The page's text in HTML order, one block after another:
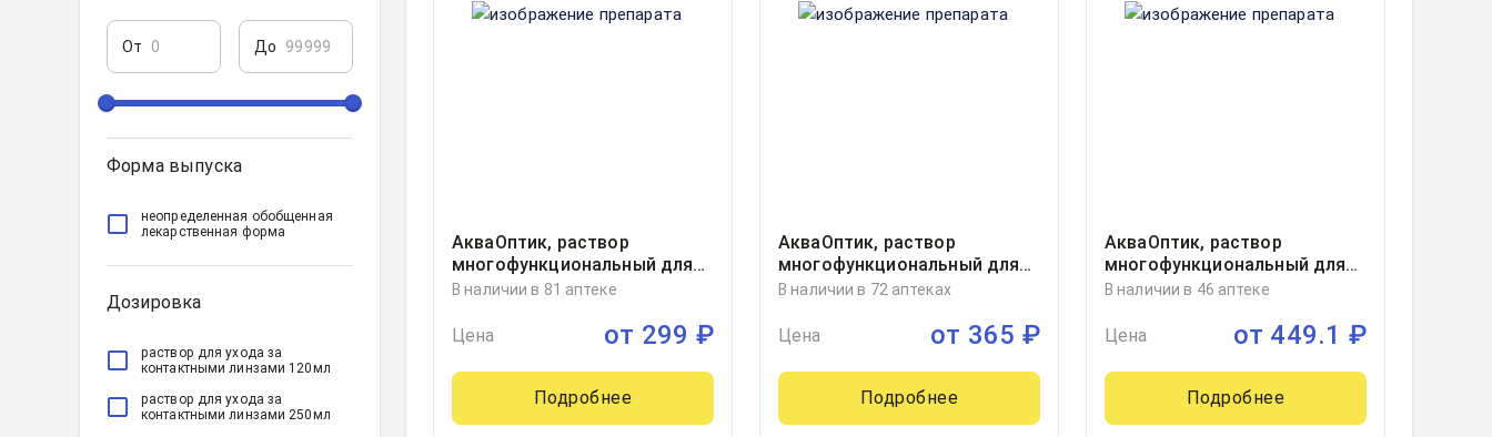
От До
Форма выпуска
неопределенная обобщенная
лекарственная форма
Дозировка
раствор для ухода за
контактными линзами 120мл
раствор для ухода за
контактными линзами 250мл
АкваОптик, раствор
многофункциональный для
ухода за контактными
В наличии в 81 аптеке
Цена от 299 ₽
Подробнее
АкваОптик, раствор
многофункциональный для
ухода за контактными
В наличии в 72 аптеках
Цена от 365 ₽
Подробнее
АкваОптик, раствор
многофункциональный для
ухода за контактными
В наличии в 46 аптеке
Цена от 449.1 ₽
Подробнее